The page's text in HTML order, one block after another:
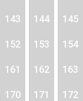
143 144 145
152 153 154
161 162 163
170 171 172